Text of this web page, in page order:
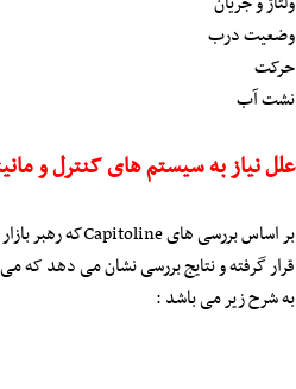
وضعیت درب
حرکت
نشت آب
علل نیاز به سیستم های کنترل و
قرار گرفته و نتایج بررسی نشان می دهد که
به شرح زیر می باشد :